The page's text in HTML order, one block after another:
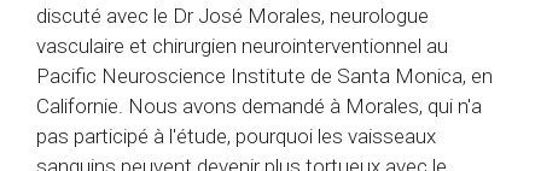
discuté avec le Dr José Morales, neurologue
vasculaire et chirurgien neurointerventionnel au
Pacific Neuroscience Institute de Santa Monica, en
Californie. Nous avons demandé à Morales, qui n'a
pas participé à l'étude, pourquoi les vaisseaux